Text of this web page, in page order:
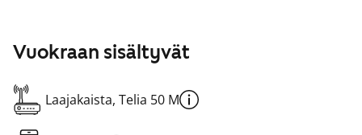
Vuokraan sisältyvät
Laajakaista, Telia 50 M